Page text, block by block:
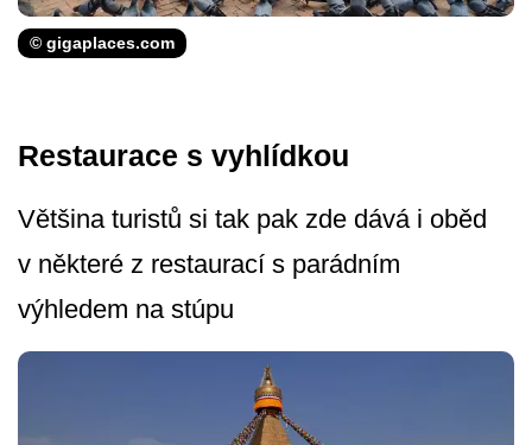
© gigaplaces.com
Restaurace s vyhlídkou
Většina turistů si tak pak zde dává i oběd
v některé z restaurací s parádním
výhledem na stúpu